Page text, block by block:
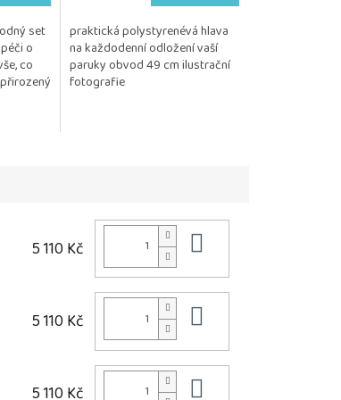
set
o
co
praktická polystyrenévá hlava
na každodenní odložení vaší
paruky obvod 49 cm ilustrační
fotografie
5 110 Kč
5 110 Kč
5 110 Kč